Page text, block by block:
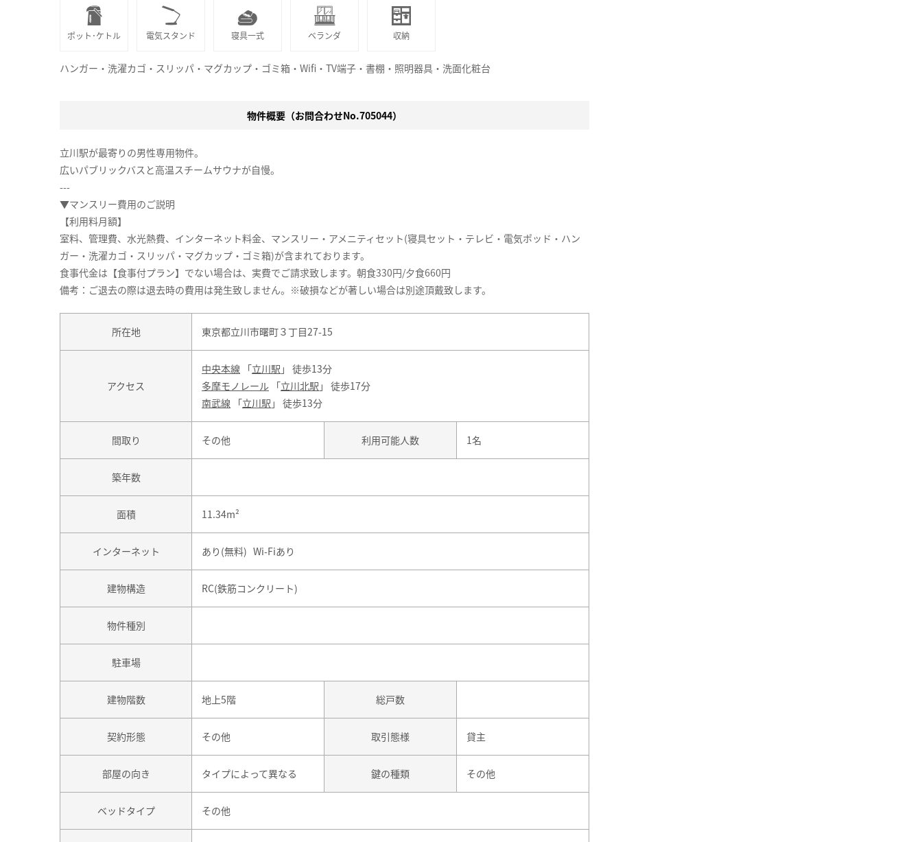
ポット･ケトル 電気スタンド 寝具一式 ベランダ 収納
ハンガー・洗濯カゴ・スリッパ・マグカップ・ゴミ箱・Wifi・TV端子・書棚・照明器具・洗面化粧台
物件概要（お問合わせNo.705044）
立川駅が最寄りの男性専用物件。
広いパブリックバスと高温スチームサウナが自慢。
---
▼マンスリー費用のご説明
【利用料月額】
室料、管理費、水光熱費、インターネット料金、マンスリー・アメニティセット(寝具セット・テレビ・電気ポッド・ハン
ガー・洗濯カゴ・スリッパ・マグカップ・ゴミ箱)が含まれております。
食事代金は【食事付プラン】でない場合は、実費でご請求致します。朝食330円/夕食660円
備考：ご退去の際は退去時の費用は発生致しません。※破損などが著しい場合は別途頂戴致します。
所在地 東京都立川市曙町３丁目27-15
アクセス
中央本線 「立川駅 」 徒歩13分
多摩モノレール 「立川北駅 」 徒歩17分
南武線 「立川駅 」 徒歩13分
間取り その他 利用可能人数 1名
築年数
面積 11.34m²
インターネット あり(無料) Wi-Fiあり
建物構造 RC(鉄筋コンクリート)
物件種別
駐車場
建物階数 地上5階 総戸数
契約形態 その他 取引態様 貸主
部屋の向き タイプによって異なる 鍵の種類 その他
ベッドタイプ その他